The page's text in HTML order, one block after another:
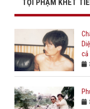
TỘI PHẠM KHÉT
cả